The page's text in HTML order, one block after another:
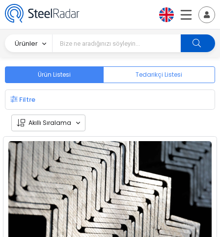
Ürünler
Ürün Listesi Tedarikçi Listesi
Filtre
Akıllı Sıralama